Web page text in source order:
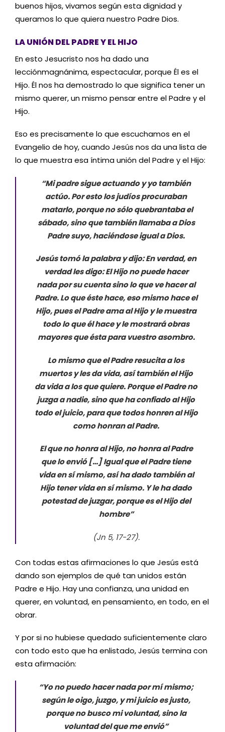
buenos hijos, vivamos según esta dignidad y
queramos lo que quiera nuestro Padre Dios.
LA UNIÓN DEL PADRE Y EL HIJO
En esto Jesucristo nos ha dado una
lecciónmagnánima, espectacular, porque Él es el
Hijo. Él nos ha demostrado lo que significa tener un
mismo querer, un mismo pensar entre el Padre y el
Hijo.
Eso es precisamente lo que escuchamos en el
Evangelio de hoy, cuando Jesús nos da una lista de
lo que muestra esa íntima unión del Padre y el Hijo:
“Mi padre sigue actuandoy yo también
actúo. Poresto los judíosprocuraban
matarlo, porque no sólo quebrantaba el
sábado, sino que también llamaba a Dios
Padre suyo, haciéndose igual a Dios.
Jesús tomó la palabra y dijo:En verdad, en
verdad les digo:El Hijo no puede hacer
nada por su cuentasino lo que ve hacer al
Padre. Loque éste hace, eso mismo hace el
Hijo, pues el Padre ama al Hijo y le muestra
todo lo queélhace y le mostrará obras
mayores que ésta para vuestro asombro.
Lo mismo que el Padre resucita a los
muertos y les da vida, así también el Hijo
da vida a los que quiere. Porque el Padre no
juzga a nadie, sino que ha confiado al Hijo
todo el juicio, para que todos honren al Hijo
como honran al Padre.
El que no honra al Hijo, no honra al Padre
que lo envió[…]Igual que el Padre tiene
vida en sí mismo, así ha dado también al
Hijo tener vida en sí mismo. Yle ha dado
potestad de juzgar, porque es el Hijo del
hombre”
(Jn 5, 17-27).
Con todas estas afirmaciones lo que Jesús está
dando son ejemplos de qué tan unidos están
Padre e Hijo. Hay una confianza, una unidad en
querer, en voluntad, en pensamiento, en todo, en el
obrar.
Y por si no hubiese quedado suficientemente claro
con todo esto que ha enlistado,Jesús termina con
esta afirmación:
“Yo no puedo hacer nada por mí mismo;
según le oigo, juzgo, y mi juicio es justo,
porque no busco mi voluntad, sino la
voluntad del que me envió”